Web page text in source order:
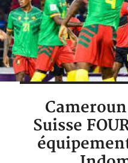
Suisse